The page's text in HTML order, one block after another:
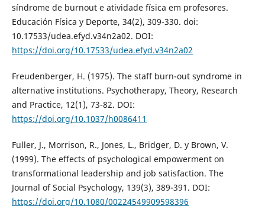
síndrome de burnout e atividade física em profesores.
Educación Física y Deporte, 34(2), 309-330. doi:
10.17533/udea.efyd.v34n2a02. DOI:
https://doi.org/10.17533/udea.efyd.v34n2a02
Freudenberger, H. (1975). The staff burn-out syndrome in
alternative institutions. Psychotherapy, Theory, Research
and Practice, 12(1), 73-82. DOI:
https://doi.org/10.1037/h0086411
Fuller, J., Morrison, R., Jones, L., Bridger, D. y Brown, V.
(1999). The effects of psychological empowerment on
transformational leadership and job satisfaction. The
Journal of Social Psychology, 139(3), 389-391. DOI:
https://doi.org/10.1080/00224549909598396